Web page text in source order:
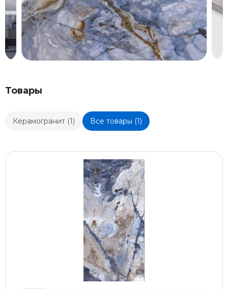
Товары
Керамогранит (1) Все товары (1)